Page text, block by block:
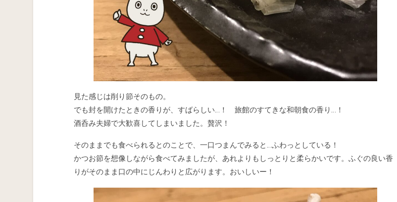
見た感じは削り節そのもの。
でも封を開けたときの香りが、すばらしい…！ 旅館のすてきな和朝食の香り…！
酒呑み夫婦で大歓喜してしまいました。贅沢！
そのままでも食べられるとのことで、一口つまんでみると…ふわっとしている！
かつお節を想像しながら食べてみましたが、あれよりもしっとりと柔らかいです。ふぐの良い香
りがそのまま口の中にじんわりと広がります。おいしいー！